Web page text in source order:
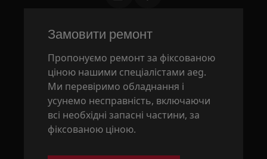
Замовити ремонт
Пропонуємо ремонт за фіксованою
ціною нашими спеціалістами aeg.
Ми перевіримо обладнання і
усунемо несправність, включаючи
всі необхідні запасні частини, за
фіксованою ціною.